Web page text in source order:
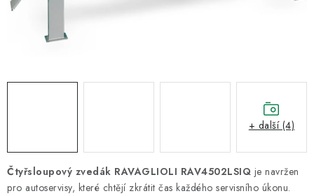
TECHNICKÁ VÝUKA
Úvod O nás Kariéra Reference Servis
Bazar
Čtyřsloupový zvedák RAVAGLIOLI RAV4502LSIQ je navržen
pro autoservisy, které chtějí zkrátit čas každého servisního úkonu.
+ další (4)